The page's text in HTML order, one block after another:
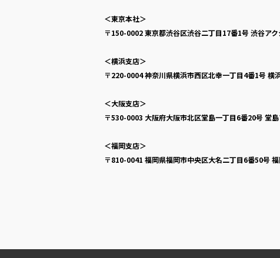
＜東京本社＞
〒150-0002東京都渋谷区渋谷二丁目17番1号 渋谷ア
＜横浜支店＞
〒220-0004神奈川県横浜市西区北幸一丁目4番1号 横
＜大阪支店＞
〒530-0003 大阪府大阪市北区堂島一丁目6番20号 堂
＜福岡支店＞
〒810-0041 福岡県福岡市中央区大名二丁目6番50号